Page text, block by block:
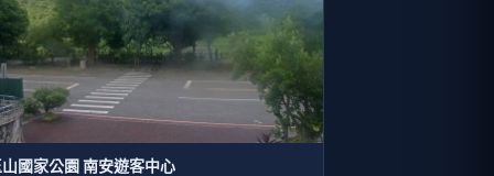
國家公園 南安遊客中心